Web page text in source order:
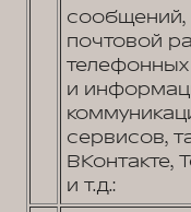
сообщений,
почтовой
и
сервисов,
ВКонтакте,
и т.д.: